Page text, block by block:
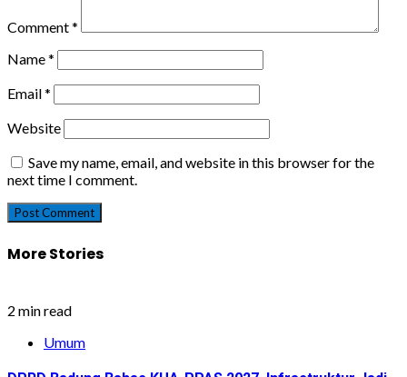
Comment*
Name*
Email*
Website
Save my name, email, and website in this browser for the
next time I comment.
More Stories
2 min read
Umum